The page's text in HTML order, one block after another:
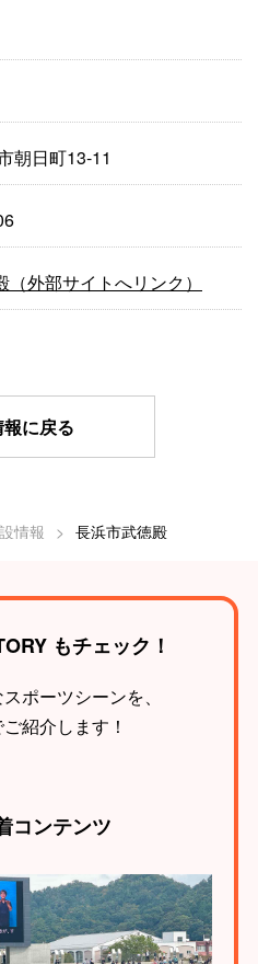
情報 長浜市武徳殿
朝日町13-11
外部サイトへリンク）
に戻る
もチェック！
ポーツシーンを、
紹介します！
コンテンツ